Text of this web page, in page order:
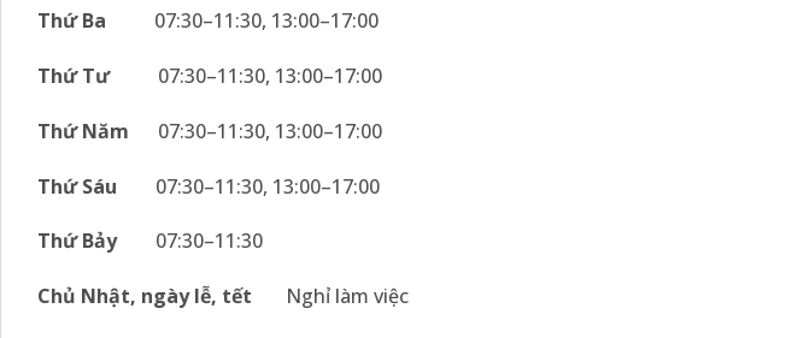
Thứ Ba 07:30–11:30, 13:00–17:00
Thứ Tư 07:30–11:30, 13:00–17:00
Thứ Năm 07:30–11:30, 13:00–17:00
Thứ Sáu 07:30–11:30, 13:00–17:00
Thứ Bảy 07:30–11:30
Chủ Nhật, ngày lễ, tết Nghỉ làm việc